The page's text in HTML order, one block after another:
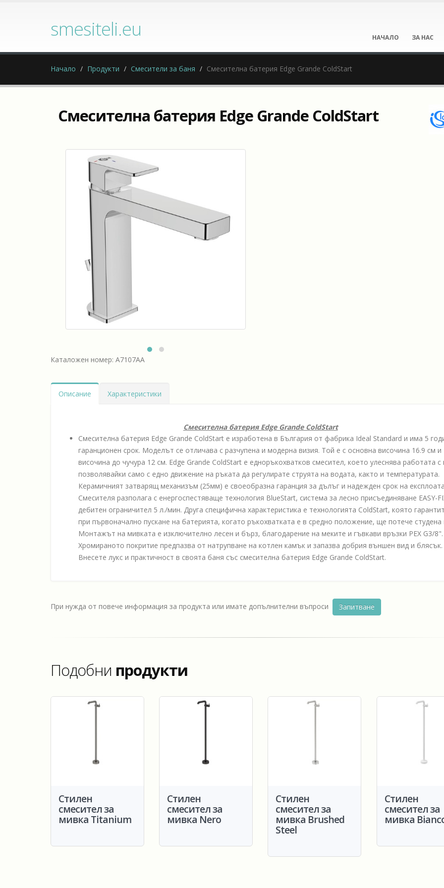
smesiteli.eu НАЧАЛО ЗА НАС
Начало Продукти Смесители за баня Смесителна батерия Edge Grande ColdStart
Смесителна батерия Edge Grande ColdStart
Каталожен номер: А7107АА
Описание Характеристики
Смесителна батерия Edge Grande ColdStart
Смесителна батерия Edge Grande ColdStart е изработена в България от фабрика Ideal Standard и има 5
гаранционен срок. Моделът се отличава с разчупена и модерна визия. Той е с основна височина 16.9 см и
височина до чучура 12 см. Edge Grande ColdStart е едноръкохватков смесител, което улеснява работата с
позволявайки само с едно движение на ръката да регулирате струята на водата, както и температурата.
Керамичният затварящ механизъм (25мм) е своеобразна гаранция за дълъг и надежден срок на
Смесителя разполага с енергоспестяваще технология BlueStart, система за лесно присъединяване EASY-
дебитен ограничител 5 л./мин. Друга специфична характеристика е технологията ColdStart, която
при първоначално пускане на батерията, когато ръкохватката е в средно положение, ще потече студена
Монтажът на мивката е изключително лесен и бърз, благодарение на меките и гъвкави връзки PEX G3/8".
Хромираното покритие предпазва от натрупване на котлен камък и запазва добрия външен вид и блясък.
Внесете лукс и практичност в своята баня със смесителна батерия Edge Grande ColdStart.
При нужда от повече информация за продукта или имате допълнителни въпроси Запитване
Подобни продукти
Стилен
смесител за
мивка Titanium
Стилен
смесител за
мивка Nero
Стилен
смесител за
мивка Brushed
Steel
Стилен
смесител за
мивка